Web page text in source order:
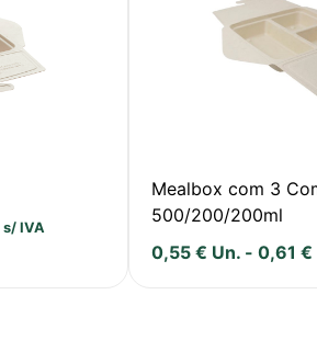
s/ IVA
Mealbox com 3
500/200/200ml
0,55€ Un. -0,61€